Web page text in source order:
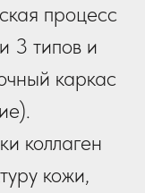
процесс
3 типов и
каркас
коллаген
кожи,